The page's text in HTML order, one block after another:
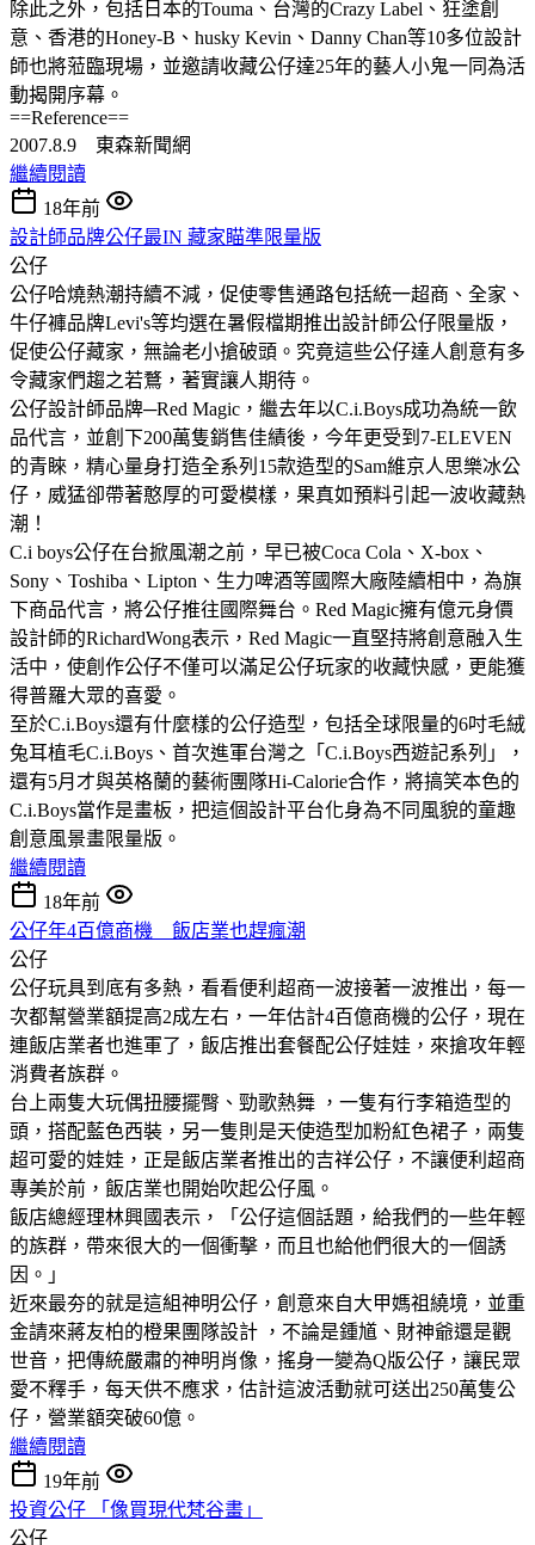
除此之外，包括日本的Touma、台灣的Crazy Label、狂塗創
意、香港的Honey-B、husky Kevin、Danny Chan等10多位設計
師也將蒞臨現場，並邀請收藏公仔達25年的藝人小鬼一同為活
動揭開序幕。
==Reference==
2007.8.9 東森新聞網
繼續閱讀
18年前
設計師品牌公仔最IN 藏家瞄準限量版
公仔
公仔哈燒熱潮持續不減，促使零售通路包括統一超商、全家、
牛仔褲品牌Levi's等均選在暑假檔期推出設計師公仔限量版，
促使公仔藏家，無論老小搶破頭。究竟這些公仔達人創意有多
令藏家們趨之若鶩，著實讓人期待。
公仔設計師品牌─Red Magic，繼去年以C.i.Boys成功為統一飲
品代言，並創下200萬隻銷售佳績後，今年更受到7-ELEVEN
的青睞，精心量身打造全系列15款造型的Sam維京人思樂冰公
仔，威猛卻帶著憨厚的可愛模樣，果真如預料引起一波收藏熱
潮！
C.i boys公仔在台掀風潮之前，早已被Coca Cola、X-box、
Sony、Toshiba、Lipton、生力啤酒等國際大廠陸續相中，為旗
下商品代言，將公仔推往國際舞台。Red Magic擁有億元身價
設計師的RichardWong表示，Red Magic一直堅持將創意融入生
活中，使創作公仔不僅可以滿足公仔玩家的收藏快感，更能獲
得普羅大眾的喜愛。
至於C.i.Boys還有什麼樣的公仔造型，包括全球限量的6吋毛絨
兔耳植毛C.i.Boys、首次進軍台灣之「C.i.Boys西遊記系列」，
還有5月才與英格蘭的藝術團隊Hi-Calorie合作，將搞笑本色的
C.i.Boys當作是畫板，把這個設計平台化身為不同風貌的童趣
創意風景畫限量版。
繼續閱讀
18年前
公仔年4百億商機 飯店業也趕瘋潮
公仔
公仔玩具到底有多熱，看看便利超商一波接著一波推出，每一
次都幫營業額提高2成左右，一年估計4百億商機的公仔，現在
連飯店業者也進軍了，飯店推出套餐配公仔娃娃，來搶攻年輕
消費者族群。
台上兩隻大玩偶扭腰擺臀、勁歌熱舞 ，一隻有行李箱造型的
頭，搭配藍色西裝，另一隻則是天使造型加粉紅色裙子，兩隻
超可愛的娃娃，正是飯店業者推出的吉祥公仔，不讓便利超商
專美於前，飯店業也開始吹起公仔風。
飯店總經理林興國表示，「公仔這個話題，給我們的一些年輕
的族群，帶來很大的一個衝擊，而且也給他們很大的一個誘
因。」
近來最夯的就是這組神明公仔，創意來自大甲媽祖繞境，並重
金請來蔣友柏的橙果團隊設計 ，不論是鍾馗、財神爺還是觀
世音，把傳統嚴肅的神明肖像，搖身一變為Q版公仔，讓民眾
愛不釋手，每天供不應求，估計這波活動就可送出250萬隻公
仔，營業額突破60億。
繼續閱讀
19年前
投資公仔 「像買現代梵谷畫」
公仔